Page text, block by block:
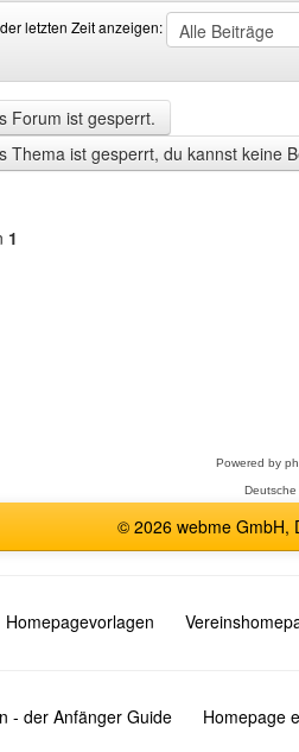
letzten Zeit anzeigen:
Forum ist gesperrt.
Thema ist gesperrt, du kannst keine
1
Powered by
© 2026 webme GmbH,
Homepagevorlagen
- der Anfänger Guide Homepage